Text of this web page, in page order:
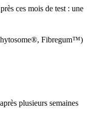
ces mois de test : une
Fibregum™)
plusieurs semaines